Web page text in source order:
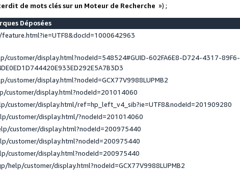
de mots clés sur un Moteur de Recherche ») ;
Déposées
customer/display.html?nodeId=548524#GUID-602FA6E8-D724-4317-89F6-
display.html?nodeId=GCX77V9988LUPMB2
customer/display.html?nodeId=201014060
customer/display.html/ref=hp_left_v4_sib?ie=UTF8&nodeId=201909280
customer/display.html/?nodeId=201014060
customer/display.html?nodeId=200975440
customer/display.html?nodeId=200975440
customer/display.html?nodeId=200975440
help/customer/display.html?nodeId=GCX77V9988LUPMB2